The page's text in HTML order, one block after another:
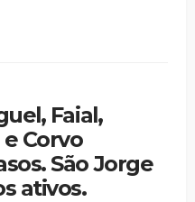
Faial,
Corvo
São Jorge
ativos.